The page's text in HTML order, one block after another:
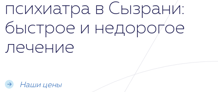
психиатра в Сызрани:
быстрое и недорогое
лечение
Наши цены